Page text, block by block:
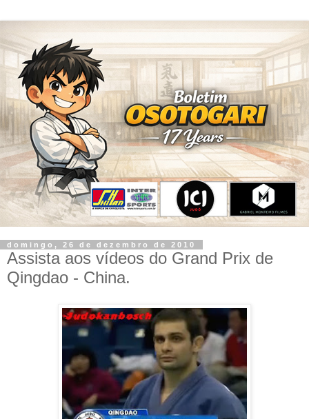
domingo, 26 de dezembro de 2010
Assista aos vídeos do Grand Prix de
Qingdao - China.